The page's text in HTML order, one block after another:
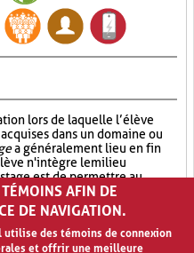
lors de laquelle l’élève
dans un domaine ou
a généralement lieu en fin
n'intègre le milieu
est de permettre au
et son savoir-faire dans
il devra exercer son futur
accompagné d’un
veillera à l’outiller avec des
à l’accomplissement de la
AFIN DE
DE NAVIGATION.
utilise des témoins de connexion
et offrir une meilleure